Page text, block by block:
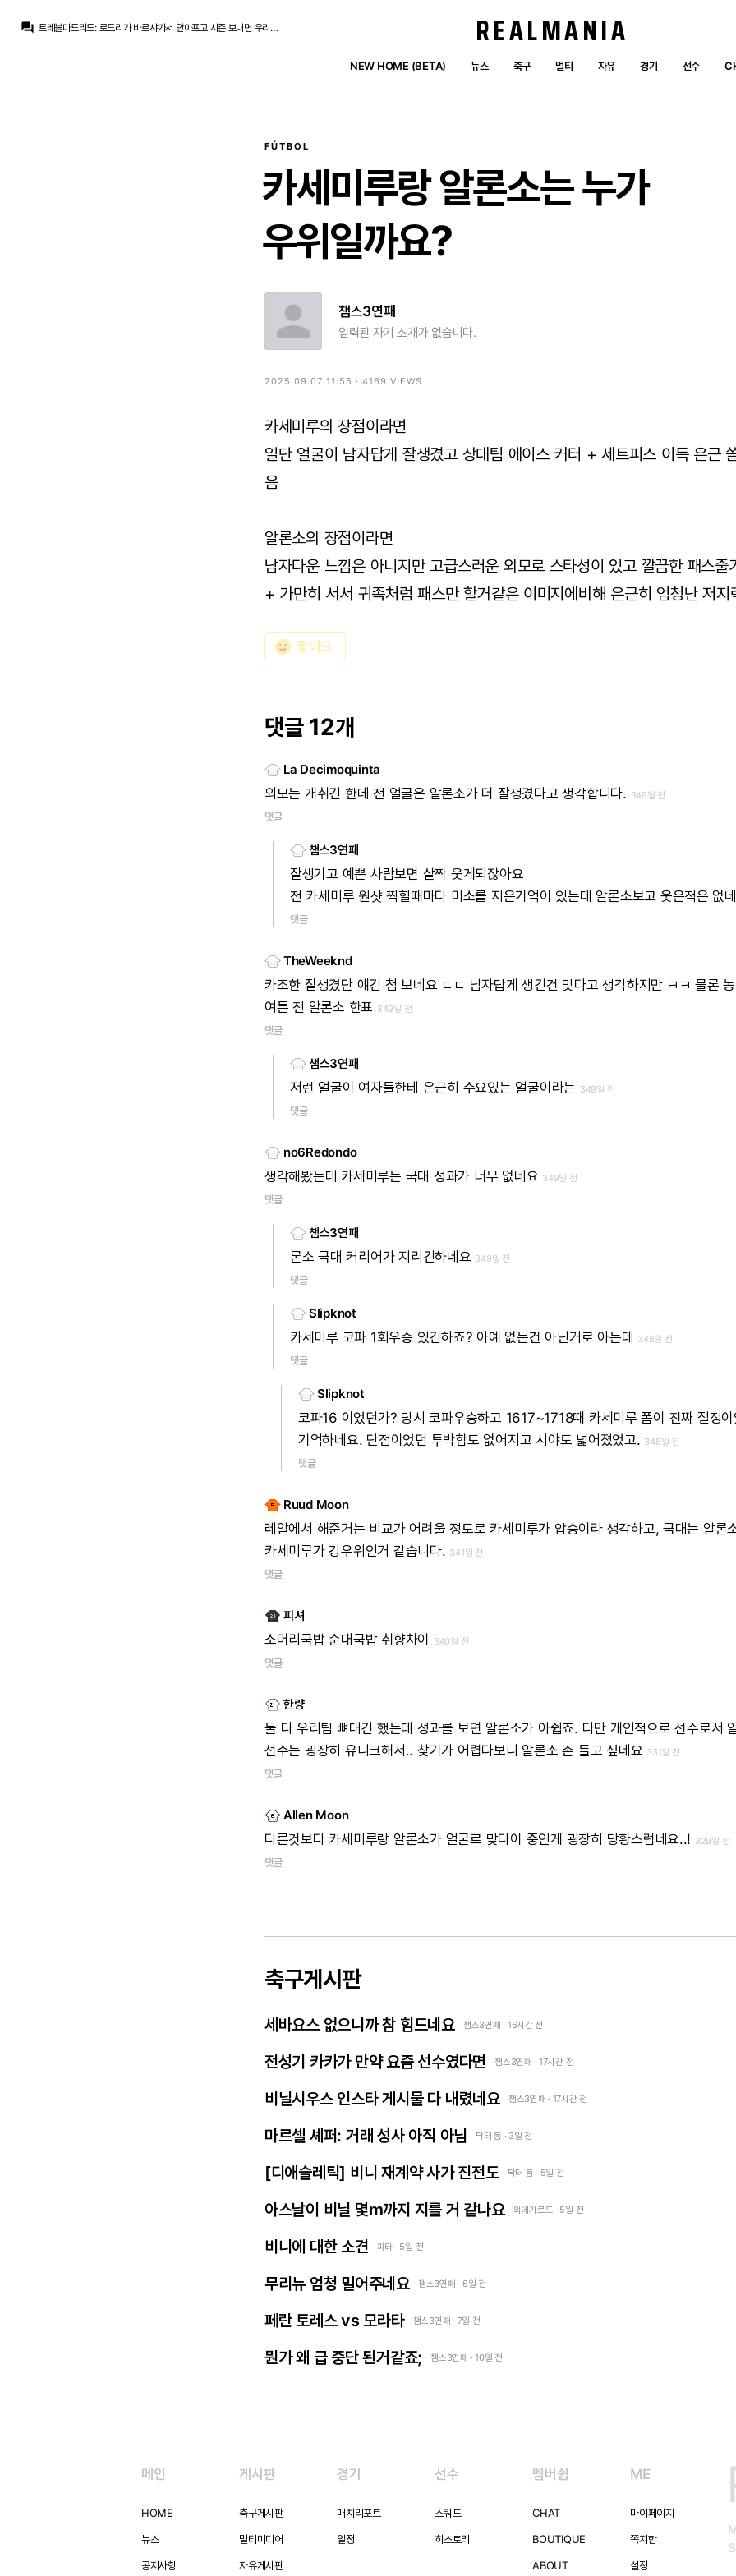
question_answer 트레블마드리드: 로드리가 바르샤가서 안아프고 시즌 보내면 우리는 무관인데 이걸 손놓고 있는건 좀...
m.realmania.net/board/view.php?id=news&no=10855
REALMANIA
NEW HOME (BETA) 뉴스 축구 멀티 자유 경기 선수
FÚTBOL
카세미루랑 알론소는누가
우위일까요?
챔스3연패
입력된 자기 소개가 없습니다.
2025.09.07 11:55 · 4169 VIEWS
카세미루의 장점이라면
일단 얼굴이 남자답게 잘생겼고 상대팀 에이스 커터 + 세트피스 이득 은근
음
알론소의 장점이라면
남자다운 느낌은 아니지만 고급스러운 외모로 스타성이 있고 깔끔한 패스줄
+ 가만히 서서 귀족처럼 패스만 할거같은 이미지에비해 은근히 엄청난 저지
emoji_emotions 좋아요
댓글 12개
La Decimoquinta
외모는 개취긴 한데 전 얼굴은 알론소가 더 잘생겼다고 생각합니다. 349일 전
댓글
챔스3연패
잘생기고 예쁜 사람보면 살짝 웃게되잖아요
전 카세미루 원샷 찍힐때마다 미소를 지은기억이 있는데 알론소보고 웃은적은 없
댓글
TheWeeknd
카조한 잘생겼단 얘긴 첨 보네요 ㄷㄷ 남자답게 생긴건 맞다고 생각하지만 ㅋㅋ 물론
여튼 전 알론소 한표 349일 전
댓글
챔스3연패
저런 얼굴이 여자들한테 은근히 수요있는 얼굴이라는 349일 전
댓글
no6Redondo
생각해봤는데 카세미루는 국대 성과가 너무 없네요 349일 전
댓글
챔스3연패
론소 국대 커리어가 지리긴하네요 349일 전
댓글
Slipknot
카세미루 코파 1회우승 있긴하죠? 아예 없는건 아닌거로 아는데 348일 전
댓글
Slipknot
코파16 이었던가? 당시 코파우승하고 1617~1718때 카세미루 폼이 진짜 절정
기억하네요. 단점이었던 투박함도 없어지고 시야도 넓어졌었고. 348일 전
댓글
Ruud Moon
레알에서 해준거는 비교가 어려울 정도로 카세미루가 압승이라 생각하고, 국대는 알론
카세미루가 강우위인거 같습니다. 341일 전
댓글
피셔
소머리국밥 순대국밥 취향차이 340일 전
댓글
한량
둘 다 우리팀 뼈대긴 했는데 성과를 보면 알론소가 아쉽죠. 다만 개인적으로 선수로서
선수는 굉장히 유니크해서.. 찾기가 어렵다보니 알론소 손 들고 싶네요 331일 전
댓글
Allen Moon
다른것보다 카세미루랑 알론소가 얼굴로 맞다이 중인게 굉장히 당황스럽네요..! 329일 전
댓글
축구게시판
세바요스 없으니까 참 힘드네요 챔스3연패 · 16시간 전
전성기 카카가 만약 요즘 선수였다면 챔스3연패 · 17시간 전
비닐시우스 인스타 게시물 다 내렸네요 챔스3연패 · 17시간 전
마르셀 셰퍼: 거래 성사 아직 아님 닥터 둠 · 3일 전
[디애슬레틱] 비니 재계약 사가 진전도 닥터 둠 · 5일 전
아스날이 비닐 몇m까지 지를 거 같나요 외데가르드 · 5일 전
비니에 대한 소견 파타 · 5일 전
무리뉴 엄청 밀어주네요 챔스3연패 · 6일 전
페란 토레스 vs 모라타 챔스3연패 · 7일 전
뭔가 왜 급 중단 된거같죠; 챔스3연패 · 10일 전
메인
HOME
뉴스
공지사항
게시판
축구게시판
멀티미디어
자유게시판
경기
매치리포트
일정
선수
스쿼드
히스토리
멤버쉽
CHAT
BOUTIQUE
ABOUT
ME
마이페이지
쪽지함
설정